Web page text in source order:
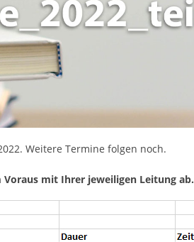
Weitere Termine folgen noch.
mit Ihrer jeweiligen Leitung ab.